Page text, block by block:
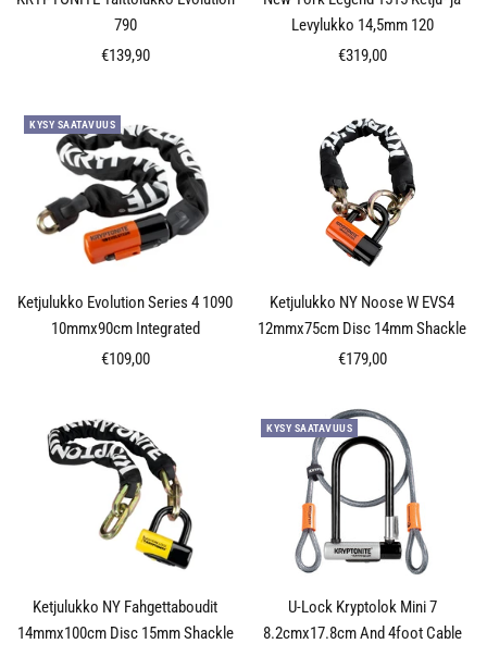
790
Alennushinta
€139,90
Levylukko 14,5mm 120
Alennushinta
€319,00
KYSY SAATAVUUS
Ketjulukko Evolution Series 4 1090
10mmx90cm Integrated
Alennushinta
€109,00
Ketjulukko NY Noose W EVS4
12mmx75cm Disc 14mm Shackle
Alennushinta
€179,00
Ketjulukko NY Fahgettaboudit
14mmx100cm Disc 15mm Shackle
KYSY SAATAVUUS
U-Lock Kryptolok Mini 7
8.2cmx17.8cm And 4foot Cable